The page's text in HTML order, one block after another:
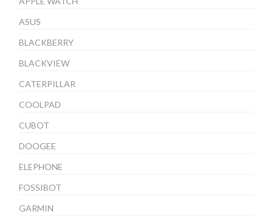
ASUS
BLACKBERRY
BLACKVIEW
CATERPILLAR
COOLPAD
CUBOT
DOOGEE
ELEPHONE
FOSSIBOT
GARMIN